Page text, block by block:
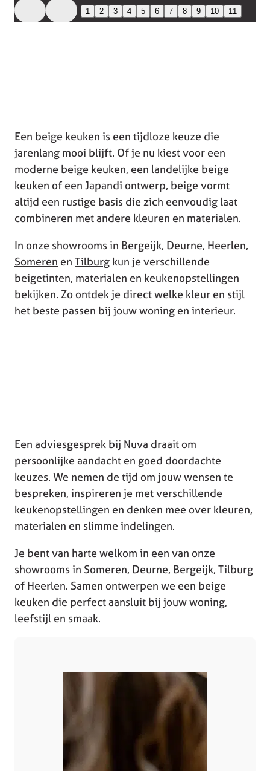
1 2 3 4 5 6 7 8 9 10 11
Een beige keuken is een tijdloze keuze die
jarenlang mooi blijft. Of je nu kiest voor een
moderne beige keuken, een landelijke beige
keuken of een Japandi ontwerp, beige vormt
altijd een rustige basis die zich eenvoudig laat
combineren met andere kleuren en materialen.
In onze showrooms in Bergeijk, Deurne, Heerlen,
Someren en Tilburg kun je verschillende
beigetinten, materialen en keukenopstellingen
bekijken. Zo ontdek je direct welke kleur en stijl
het beste passen bij jouw woning en interieur.
Een adviesgesprek bij Nuva draait om
persoonlijke aandacht en goed doordachte
keuzes. We nemen de tijd om jouw wensen te
bespreken, inspireren je met verschillende
keukenopstellingen en denken mee over kleuren,
materialen en slimme indelingen.
Je bent van harte welkom in een van onze
showrooms in Someren, Deurne, Bergeijk, Tilburg
of Heerlen. Samen ontwerpen we een beige
keuken die perfect aansluit bij jouw woning,
leefstijl en smaak.